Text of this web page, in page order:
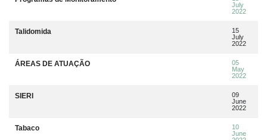
July
2022
Talidomida
15
July
2022
ÁREAS DE ATUAÇÃO
05
May
2022
SIERI
09
June
2022
Tabaco
10
June